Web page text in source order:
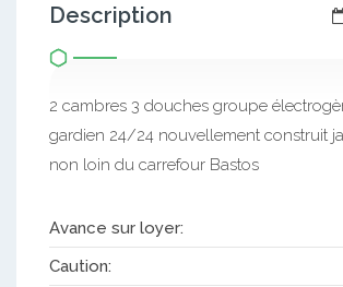
Description
2 cambres 3 douches groupe
gardien 24/24 nouvellement construit
non loin du carrefour Bastos
Avance sur loyer:
Caution: